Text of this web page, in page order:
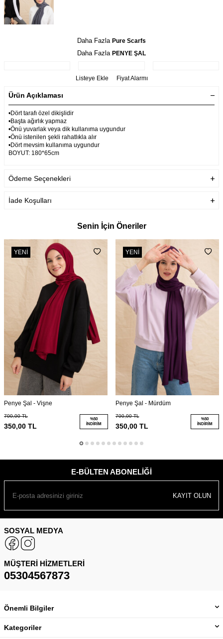
Daha Fazla Pure Scarfs
Daha Fazla PENYE ŞAL
Listeye Ekle Fiyat Alarmı
Ürün Açıklaması
•Dört tarafı özel dikişlidir
•Başta ağırlık yapmaz
•Önü yuvarlak veya dik kullanıma uygundur
•Önü istenilen şekli rahatlıkla alır
•Dört mevsim kullanıma uygundur
BOYUT: 180*65cm
Ödeme Seçenekleri
İade Koşulları
Senin İçin Öneriler
YENI
Penye Şal - Vişne
700,00TL
350,00 TL
%50
İNDIRIM
YENI
Penye Şal - Mürdüm
700,00TL
350,00TL
%50
İNDIRIM
E-BÜLTEN ABONELIĞI
KAYIT OLUN
SOSYAL MEDYA
MÜŞTERI HIZMETLERI
05304567873
Önemli Bilgiler
Kategoriler